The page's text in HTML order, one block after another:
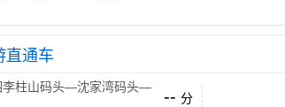
直通车
李柱山码头—沈家湾码头—
-- 分